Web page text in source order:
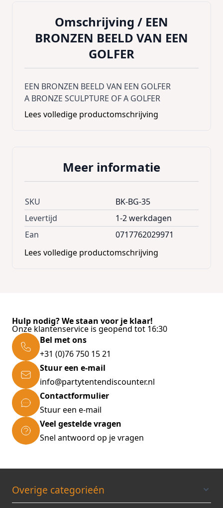
Omschrijving / EEN
BRONZEN BEELD VAN EEN
GOLFER
EEN BRONZEN BEELD VAN EEN GOLFER
A BRONZE SCULPTURE OF A GOLFER
Lees volledige productomschrijving
Meer informatie
SKU
BK-BG-35
Levertijd
1-2 werkdagen
Ean
0717762029971
Lees volledige productomschrijving
Hulp nodig? We staan voor je klaar!
Onze klantenservice is geopend tot 16:30
Bel met ons
+31 (0)76 750 15 21
Stuur een e-mail
info@partytentendiscounter.nl
Contactformulier
Stuur een e-mail
Veel gestelde vragen
Snel antwoord op je vragen
Overige categorieén